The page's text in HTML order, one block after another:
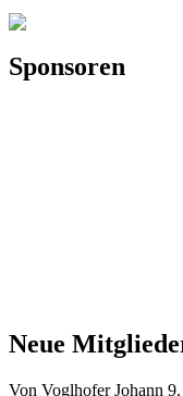
Sponsoren
Neue
Von Voglhofer Johann